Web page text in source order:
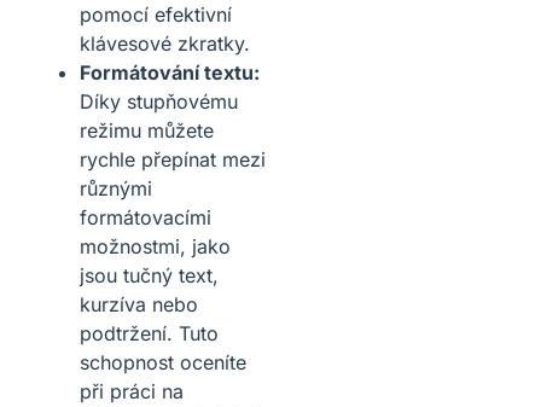
pomocí efektivní
klávesové zkratky.
Formátování textu:
Díky stupňovému
režimu můžete
rychle přepínat mezi
různými
formátovacími
možnostmi, jako
jsou tučný text,
kurzíva nebo
podtržení. Tuto
schopnost oceníte
při práci na